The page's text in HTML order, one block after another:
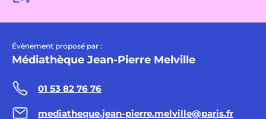
Évènement proposé par :
Médiathèque Jean-Pierre Melville
01 53 82 76 76
mediatheque.jean-pierre.melville@paris.fr